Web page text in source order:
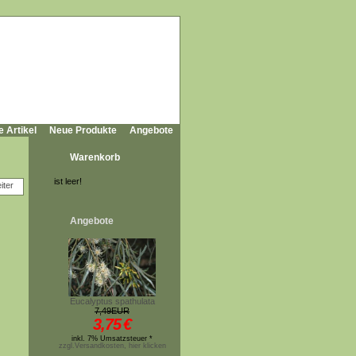
Artikel Neue Produkte Angebote
Warenkorb
ist leer!
Angebote
Eucalyptus spathulata
7,49EUR
3,75€
inkl. 7% Umsatzsteuer *
zzgl.Versandkosten, hier klicken